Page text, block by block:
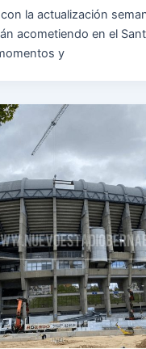
la actualización
acometiendo en el
y